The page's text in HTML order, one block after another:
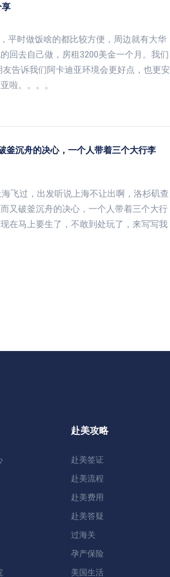
平时做饭啥的都比较方便，周边就有大华
回去自己做，房租3200美金一个月。我们
告诉我们阿卡迪亚环境会更好点，也更安
啦。。。。
釜沉舟的决心，一个人带着三个大行李
飞过，出发听说上海不让出啊，洛杉矶查
又破釜沉舟的决心，一个人带着三个大行
在马上要生了，不敢到处玩了，来写写我
赴美攻略
赴美签证
赴美流程
赴美费用
赴美答疑
过海关
孕产保险
美国生活